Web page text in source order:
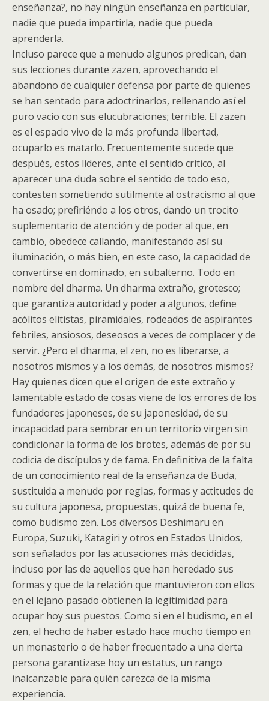
enseñanza?, no hay ningún enseñanza en particular,
nadie que pueda impartirla, nadie que pueda
aprenderla.
Incluso parece que a menudo algunos predican, dan
sus lecciones durante zazen, aprovechando el
abandono de cualquier defensa por parte de quienes
se han sentado para adoctrinarlos, rellenando así el
puro vacío con sus elucubraciones; terrible. El zazen
es el espacio vivo de la más profunda libertad,
ocuparlo es matarlo. Frecuentemente sucede que
después, estos líderes, ante el sentido crítico, al
aparecer una duda sobre el sentido de todo eso,
contesten sometiendo sutilmente al ostracismo al que
ha osado; prefiriéndo a los otros, dando un trocito
suplementario de atención y de poder al que, en
cambio, obedece callando, manifestando así su
iluminación, o más bien, en este caso, la capacidad de
convertirse en dominado, en subalterno. Todo en
nombre del dharma. Un dharma extraño, grotesco;
que garantiza autoridad y poder a algunos, define
acólitos elitistas, piramidales, rodeados de aspirantes
febriles, ansiosos, deseosos a veces de complacer y de
servir. ¿Pero el dharma, el zen, no es liberarse, a
nosotros mismos y a los demás, de nosotros mismos?
Hay quienes dicen que el origen de este extraño y
lamentable estado de cosas viene de los errores de los
fundadores japoneses, de su japonesidad, de su
incapacidad para sembrar en un territorio virgen sin
condicionar la forma de los brotes, además de por su
codicia de discípulos y de fama. En definitiva de la falta
de un conocimiento real de la enseñanza de Buda,
sustituida a menudo por reglas, formas y actitudes de
su cultura japonesa, propuestas, quizá de buena fe,
como budismo zen. Los diversos Deshimaru en
Europa, Suzuki, Katagiri y otros en Estados Unidos,
son señalados por las acusaciones más decididas,
incluso por las de aquellos que han heredado sus
formas y que de la relación que mantuvieron con ellos
en el lejano pasado obtienen la legitimidad para
ocupar hoy sus puestos. Como si en el budismo, en el
zen, el hecho de haber estado hace mucho tiempo en
un monasterio o de haber frecuentado a una cierta
persona garantizase hoy un estatus, un rango
inalcanzable para quién carezca de la misma
experiencia.